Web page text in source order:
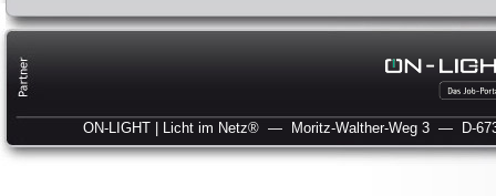
ON-LIGHT | Licht im Netz® — Moritz-Walther-Weg 3 — D-